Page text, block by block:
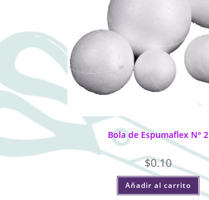
Bola de Espumaflex N° 2
$0.10
Añadir al carrito